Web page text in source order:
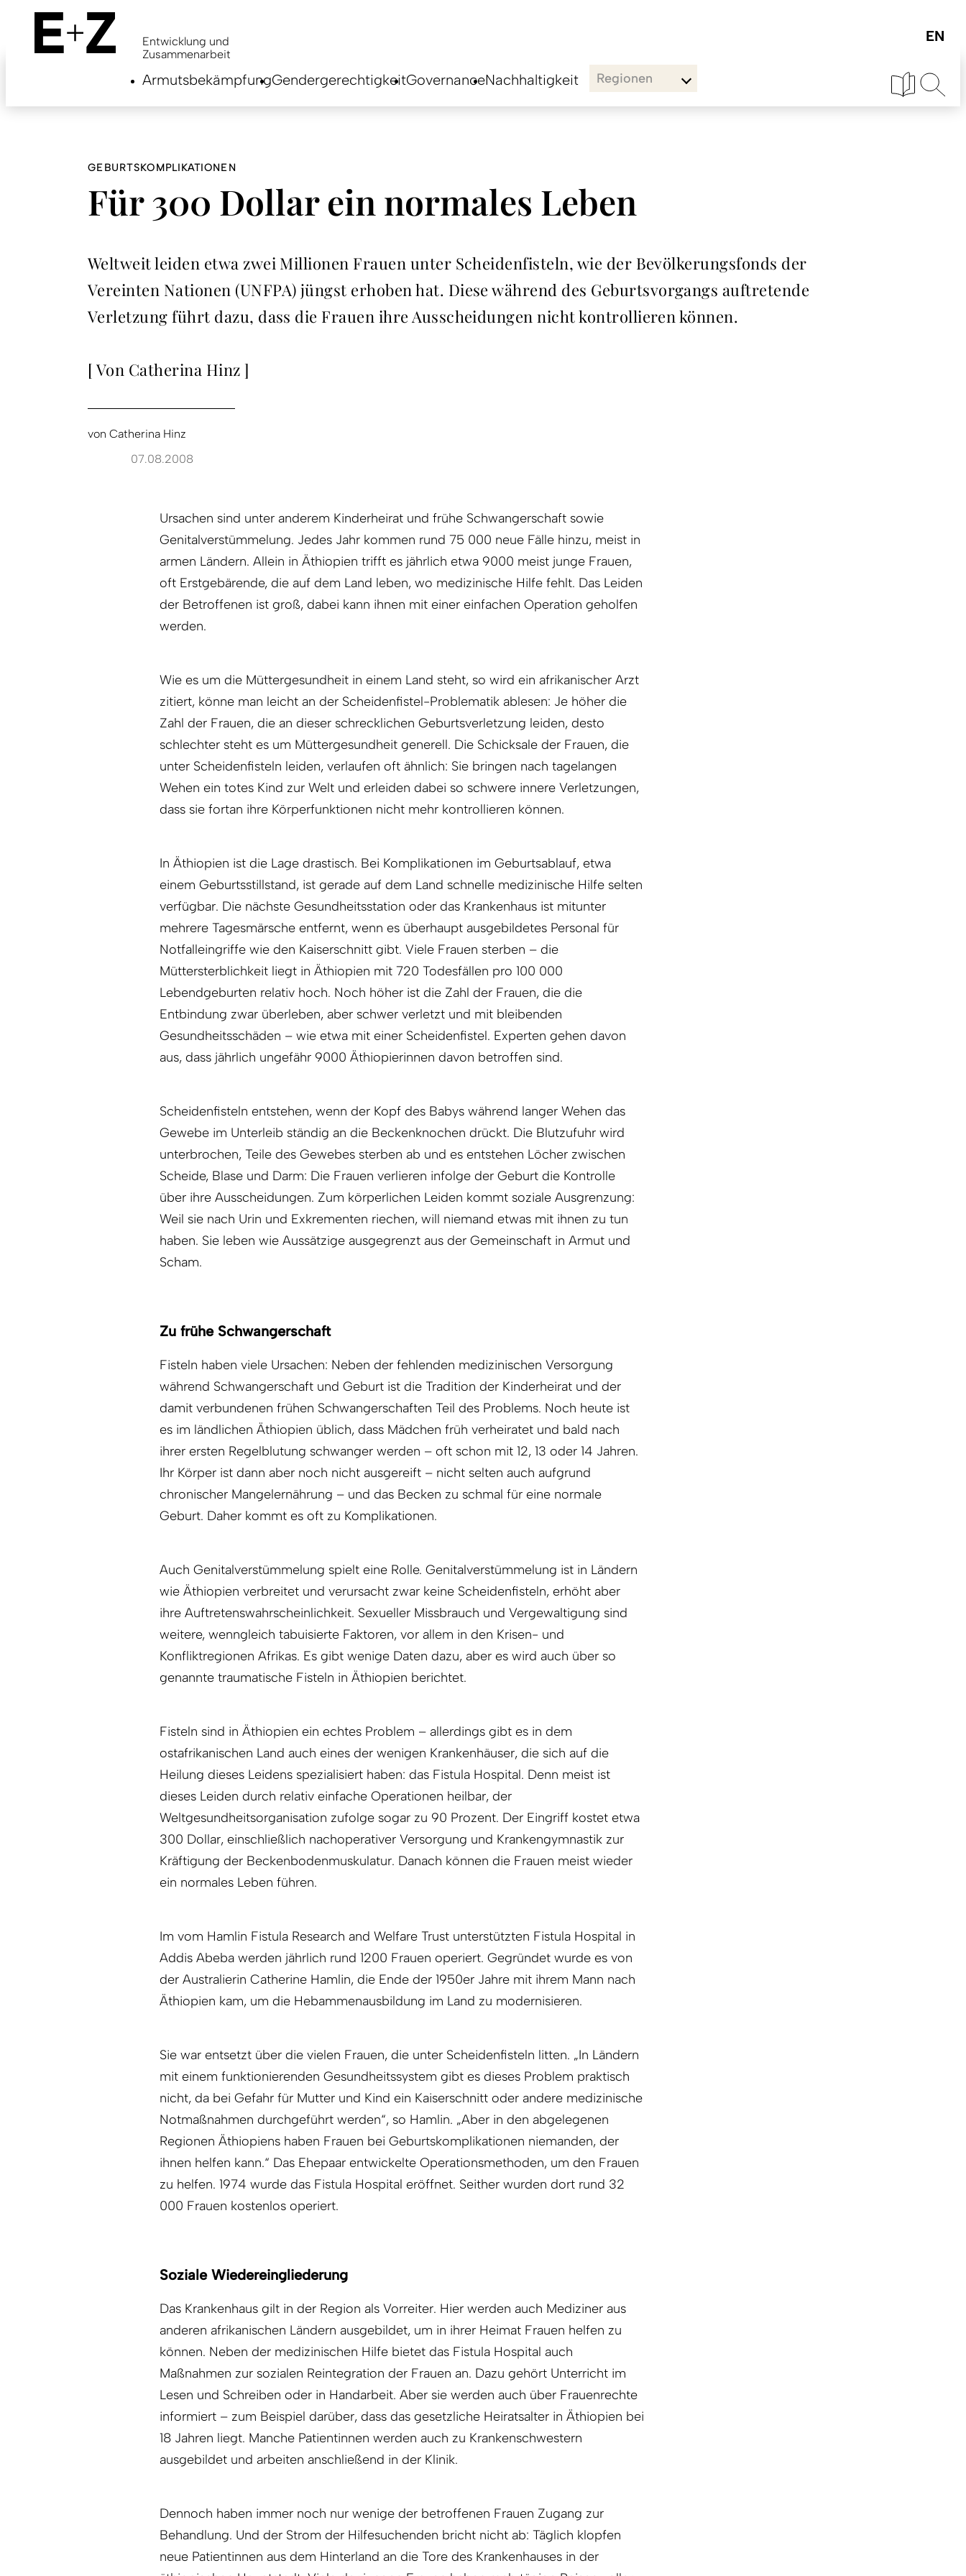
content
Entwicklung und
Zusammenarbeit
ArmutsbekämpfungGendergerechtigkeitGovernanceNachhaltigkeit Regionen
GEBURTSKOMPLIKATIONEN
Für 300 Dollar ein normales Leben
Weltweit leiden etwa zwei Millionen Frauen unter Scheidenfisteln, wie der Bevölkerungsfonds der
Vereinten Nationen (UNFPA) jüngst erhoben hat. Diese während des Geburtsvorgangs auftretende
Verletzung führt dazu, dass die Frauen ihre Ausscheidungen nicht kontrollieren können.
[ Von Catherina Hinz ]
von Catherina Hinz
07.08.2008
Ursachen sind unter anderem Kinderheirat und frühe Schwangerschaft sowie
Genitalverstümmelung. Jedes Jahr kommen rund 75 000 neue Fälle hinzu, meist in
armen Ländern. Allein in Äthiopien trifft es jährlich etwa 9000 meist junge Frauen,
oft Erstgebärende, die auf dem Land leben, wo medizinische Hilfe fehlt. Das Leiden
der Betroffenen ist groß, dabei kann ihnen mit einer einfachen Operation geholfen
werden.
Wie es um die Müttergesundheit in einem Land steht, so wird ein afrikanischer Arzt
zitiert, könne man leicht an der Scheidenfistel-Problematik ablesen: Je höher die
Zahl der Frauen, die an dieser schrecklichen Geburtsverletzung leiden, desto
schlechter steht es um Müttergesundheit generell. Die Schicksale der Frauen, die
unter Scheidenfisteln leiden, verlaufen oft ähnlich: Sie bringen nach tagelangen
Wehen ein totes Kind zur Welt und erleiden dabei so schwere innere Verletzungen,
dass sie fortan ihre Körperfunktionen nicht mehr kontrollieren können.
In Äthiopien ist die Lage drastisch. Bei Komplikationen im Geburtsablauf, etwa
einem Geburtsstillstand, ist gerade auf dem Land schnelle medizinische Hilfe selten
verfügbar. Die nächste Gesundheitsstation oder das Krankenhaus ist mitunter
mehrere Tagesmärsche entfernt, wenn es überhaupt ausgebildetes Personal für
Notfalleingriffe wie den Kaiserschnitt gibt. Viele Frauen sterben – die
Müttersterblichkeit liegt in Äthiopien mit 720 Todesfällen pro 100 000
Lebendgeburten relativ hoch. Noch höher ist die Zahl der Frauen, die die
Entbindung zwar überleben, aber schwer verletzt und mit bleibenden
Gesundheitsschäden – wie etwa mit einer Scheidenfistel. Experten gehen davon
aus, dass jährlich ungefähr 9000 Äthiopierinnen davon betroffen sind.
Scheidenfisteln entstehen, wenn der Kopf des Babys während langer Wehen das
Gewebe im Unterleib ständig an die Beckenknochen drückt. Die Blutzufuhr wird
unterbrochen, Teile des Gewebes sterben ab und es entstehen Löcher zwischen
Scheide, Blase und Darm: Die Frauen verlieren infolge der Geburt die Kontrolle
über ihre Ausscheidungen. Zum körperlichen Leiden kommt soziale Ausgrenzung:
Weil sie nach Urin und Exkrementen riechen, will niemand etwas mit ihnen zu tun
haben. Sie leben wie Aussätzige ausgegrenzt aus der Gemeinschaft in Armut und
Scham.
Zu frühe Schwangerschaft
Fisteln haben viele Ursachen: Neben der fehlenden medizinischen Versorgung
während Schwangerschaft und Geburt ist die Tradition der Kinderheirat und der
damit verbundenen frühen Schwangerschaften Teil des Problems. Noch heute ist
es im ländlichen Äthiopien üblich, dass Mädchen früh verheiratet und bald nach
ihrer ersten Regelblutung schwanger werden – oft schon mit 12, 13 oder 14 Jahren.
Ihr Körper ist dann aber noch nicht ausgereift – nicht selten auch aufgrund
chronischer Mangelernährung – und das Becken zu schmal für eine normale
Geburt. Daher kommt es oft zu Komplikationen.
Auch Genitalverstümmelung spielt eine Rolle. Genitalverstümmelung ist in Ländern
wie Äthiopien verbreitet und verursacht zwar keine Scheidenfisteln, erhöht aber
ihre Auftretenswahrscheinlichkeit. Sexueller Missbrauch und Vergewaltigung sind
weitere, wenngleich tabuisierte Faktoren, vor allem in den Krisen- und
Konfliktregionen Afrikas. Es gibt wenige Daten dazu, aber es wird auch über so
genannte traumatische Fisteln in Äthiopien berichtet.
Fisteln sind in Äthiopien ein echtes Problem – allerdings gibt es in dem
ostafrikanischen Land auch eines der wenigen Krankenhäuser, die sich auf die
Heilung dieses Leidens spezialisiert haben: das Fistula Hospital. Denn meist ist
dieses Leiden durch relativ einfache Operationen heilbar, der
Weltgesundheitsorganisation zufolge sogar zu 90 Prozent. Der Eingriff kostet etwa
300 Dollar, einschließlich nachoperativer Versorgung und Krankengymnastik zur
Kräftigung der Beckenbodenmuskulatur. Danach können die Frauen meist wieder
ein normales Leben führen.
Im vom Hamlin Fistula Research and Welfare Trust unterstützten Fistula Hospital in
Addis Abeba werden jährlich rund 1200 Frauen operiert. Gegründet wurde es von
der Australierin Catherine Hamlin, die Ende der 1950er Jahre mit ihrem Mann nach
Äthiopien kam, um die Hebammenausbildung im Land zu modernisieren.
Sie war entsetzt über die vielen Frauen, die unter Scheidenfisteln litten. „In Ländern
mit einem funktionierenden Gesundheitssystem gibt es dieses Problem praktisch
nicht, da bei Gefahr für Mutter und Kind ein Kaiserschnitt oder andere medizinische
Notmaßnahmen durchgeführt werden“, so Hamlin. „Aber in den abgelegenen
Regionen Äthiopiens haben Frauen bei Geburtskomplikationen niemanden, der
ihnen helfen kann.“ Das Ehepaar entwickelte Operationsmethoden, um den Frauen
zu helfen. 1974 wurde das Fistula Hos­pital eröffnet. Seither wurden dort rund 32
000 Frauen kostenlos operiert.
Soziale Wiedereingliederung
Das Krankenhaus gilt in der Region als Vorreiter. Hier werden auch Mediziner aus
anderen afrikanischen Ländern ausgebildet, um in ihrer Heimat Frauen helfen zu
können. Neben der medizinischen Hilfe bietet das Fis­tula Hospital auch
Maßnahmen zur sozialen Reintegration der Frauen an. Dazu gehört Unterricht im
Lesen und Schreiben oder in Handarbeit. Aber sie werden auch über Frauenrechte
informiert – zum Beispiel darüber, dass das gesetzliche Heiratsalter in Äthiopien bei
18 Jahren liegt. Manche Patientinnen werden auch zu Krankenschwestern
ausgebildet und arbeiten anschließend in der Klinik.
Dennoch haben immer noch nur wenige der betroffenen Frauen Zugang zur
Behandlung. Und der Strom der Hilfesuchenden bricht nicht ab: Täglich klopfen
neue Patientinnen aus dem Hinterland an die Tore des Krankenhauses in der